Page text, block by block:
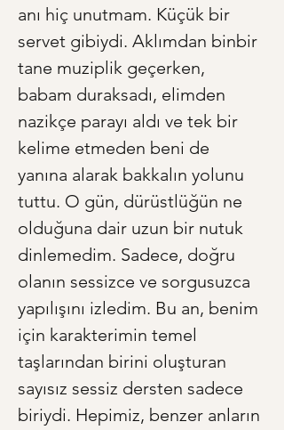
anı hiç unutmam. Küçük bir
servet gibiydi. Aklımdan binbir
tane muziplik geçerken,
babam duraksadı, elimden
nazikçe parayı aldı ve tek bir
kelime etmeden beni de
yanına alarak bakkalın yolunu
tuttu. O gün, dürüstlüğün ne
olduğuna dair uzun bir nutuk
dinlemedim. Sadece, doğru
olanın sessizce ve sorgusuzca
yapılışını izledim. Bu an, benim
için karakterimin temel
taşlarından birini oluşturan
sayısız sessiz dersten sadece
biriydi. Hepimiz, benzer anların